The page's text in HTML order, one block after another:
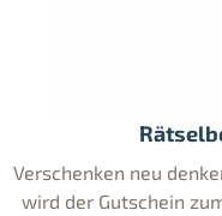
Verschenken neu
wird der Gutschein